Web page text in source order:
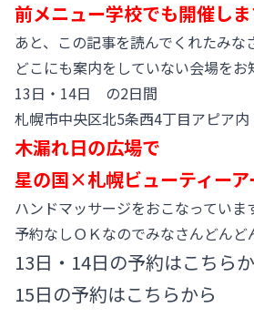
前メニュー学校でも開催しま
あと、この記事を読んでくれたみな
どこにも案内をしていない会場をお
13日・14日 の2日間
札幌市中央区北5条西4丁目アピア
木漏れ日の広場で
星の国×札幌ビューティーア
ハンドマッサージをおこなっていま
予約なしＯＫなのでみなさんどんど
13日・14日の予約はこちら
15日の予約はこちらから